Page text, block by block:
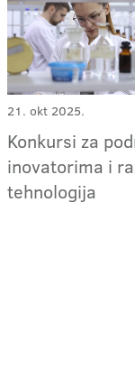
21. okt 2025.
Konkursi za
inovatorima i
tehnologija